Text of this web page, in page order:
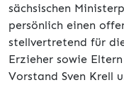
sächsischen
persönlich einen
stellvertretend für
Erzieher sowie
Vorstand Sven Krell